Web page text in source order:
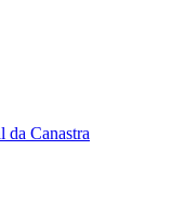
da Canastra